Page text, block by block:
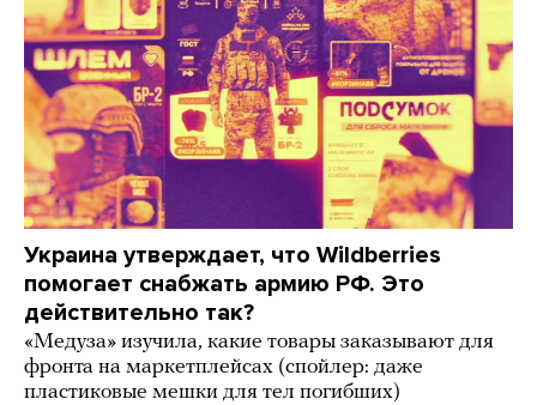
Украина утверждает, что Wildberries
помогает снабжать армию РФ. Это
действительно так?
«Медуза» изучила, какие товары заказывают для
фронта на маркетплейсах (спойлер: даже
пластиковые мешки для тел погибших)